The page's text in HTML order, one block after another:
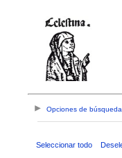
Opciones de
Seleccionar todo